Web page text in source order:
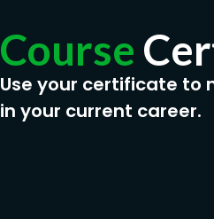
Course
Use your certificate to
in your current career.